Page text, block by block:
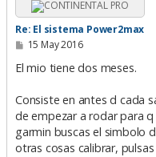
Re: El sistema Power2max
M
n
j
e
15 May 2016
El mio tiene dos meses.
Consiste en antes d cada
de empezar a rodar para
garmin buscas el simbolo
otras cosas calibrar, pulsas